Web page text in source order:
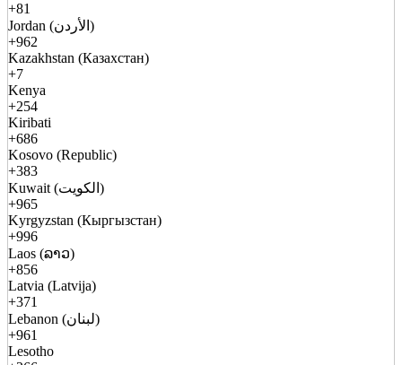
+81
Jordan (الأردن)
+962
Kazakhstan (Казахстан)
+7
Kenya
+254
Kiribati
+686
Kosovo (Republic)
+383
Kuwait (الكويت)
+965
Kyrgyzstan (Кыргызстан)
+996
Laos (ລາວ)
+856
Latvia (Latvija)
+371
Lebanon (لبنان)
+961
Lesotho